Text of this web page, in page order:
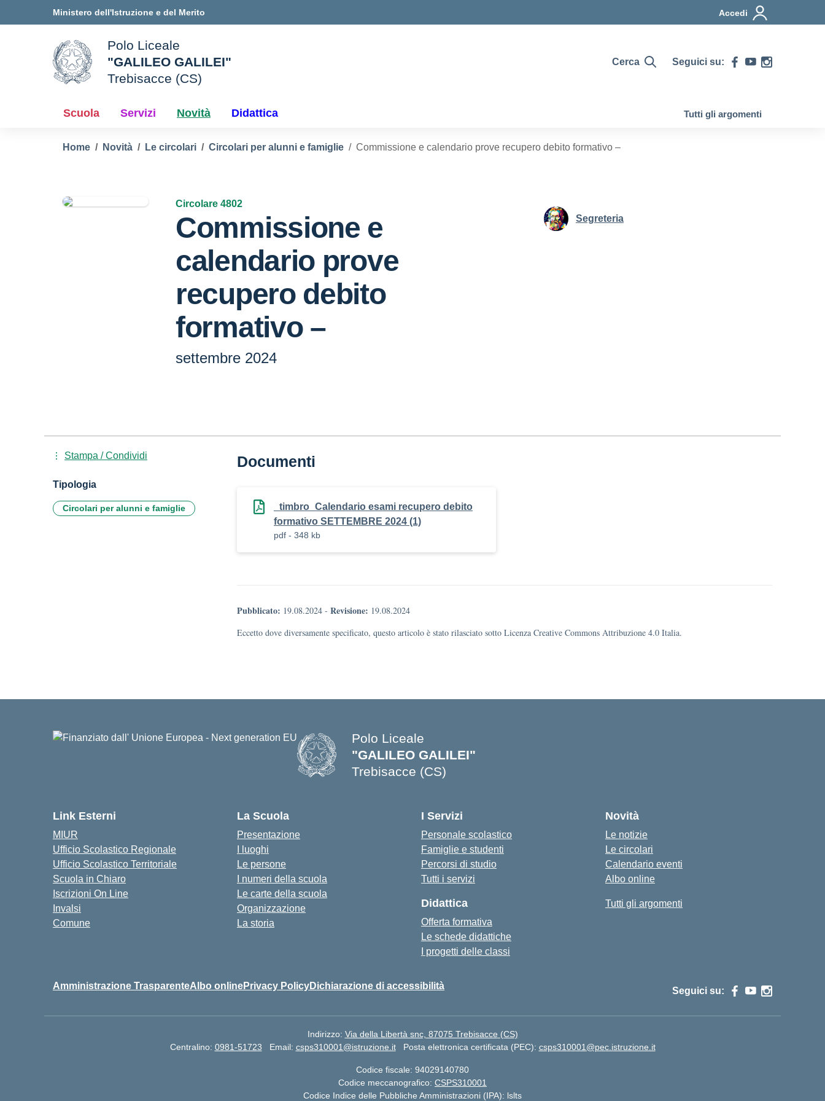
Ministero dell'Istruzione e del Merito Accedi
della scuola
Polo Liceale
"GALILEO GALILEI"
Trebisacce (CS)
Cerca Seguici su:
Scuola Servizi Novità Didattica Tutti gli argomenti
Home Novità Le circolari Circolari per alunni e famiglie Commissione e calendario prove recupero debito formativo –
Circolare 4802
Commissione e
calendario prove
recupero debito
formativo –
settembre 2024
Segreteria
Documenti
_timbro_Calendario esami recupero debito
formativo SETTEMBRE 2024 (1)
pdf - 348 kb
Pubblicato: 19.08.2024 - Revisione: 19.08.2024
Eccetto dove diversamente specificato, questo articolo è stato rilasciato sotto Licenza Creative Commons Attribuzione 4.0 Italia.
Stampa / Condividi
Tipologia
Circolari per alunni e famiglie
Polo Liceale
"GALILEO GALILEI"
Trebisacce (CS)
Link Esterni
MIUR
Ufficio Scolastico Regionale
Ufficio Scolastico Territoriale
Scuola in Chiaro
Iscrizioni On Line
Invalsi
Comune
La Scuola
Presentazione
I luoghi
Le persone
I numeri della scuola
Le carte della scuola
Organizzazione
La storia
I Servizi
Personale scolastico
Famiglie e studenti
Percorsi di studio
Tutti i servizi
Didattica
Offerta formativa
Le schede didattiche
I progetti delle classi
Novità
Le notizie
Le circolari
Calendario eventi
Albo online
Tutti gli argomenti
Amministrazione TrasparenteAlbo onlinePrivacy PolicyDichiarazione di accessibilità Seguici su:
Indirizzo: Via della Libertà snc, 87075 Trebisacce (CS)
Centralino: 0981-51723 Email: csps310001@istruzione.it Posta elettronica certificata (PEC): csps310001@pec.istruzione.it
Codice fiscale: 94029140780
Codice meccanografico: CSPS310001
Codice Indice delle Pubbliche Amministrazioni (IPA): lslts